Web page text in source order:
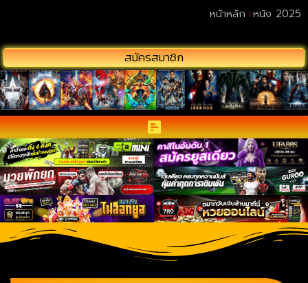
สมัครสมาชิก
หน้าหลัก หนัง 2025